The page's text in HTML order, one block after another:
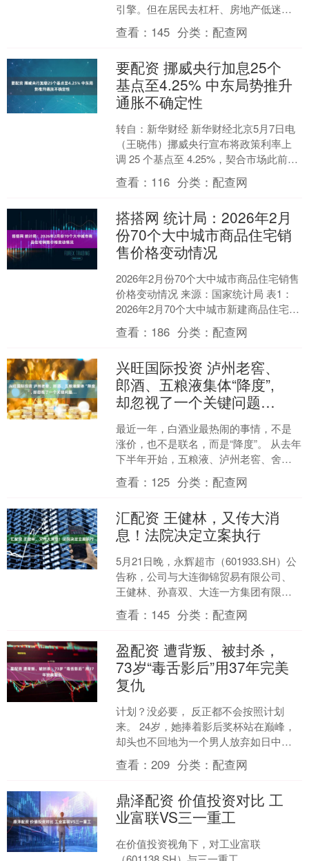
引擎。但在居民去杠杆、房地产低迷、
提前还贷潮多重压力下，商业银行零售
业务正经历最“冷”....
查看： 145 分类：配查网
要配资 挪威央行加息25个
基点至4.25% 中东局势推升
通胀不确定性
转自：新华财经 新华财经北京5月7日电
（王晓伟）挪威央行宣布将政策利率上
调 25 个基点至 4.25%，契合市场此前政
策预期。挪威央行表示，挪威国内通胀
长期高....
查看： 116 分类：配查网
搭搭网 统计局：2026年2月
份70个大中城市商品住宅销
售价格变动情况
2026年2月份70个大中城市商品住宅销售
价格变动情况 来源：国家统计局 表1：
2026年2月70个大中城市新建商品住宅销
售价格指数 表2：2026年2月70个....
查看： 186 分类：配查网
兴旺国际投资 泸州老窖、
郎酒、五粮液集体“降度”,
却忽视了一个关键问题…
最近一年，白酒业最热闹的事情，不是
涨价，也不是联名，而是“降度”。 从去年
下半年开始，五粮液、泸州老窖、舍
得、古井贡酒、酒鬼酒等知名酒企纷纷
加码低度白酒，在白酒....
查看： 125 分类：配查网
汇配资 王健林，又传大消
息！法院决定立案执行
5月21日晚，永辉超市（601933.SH）公
告称，公司与大连御锦贸易有限公司、
王健林、孙喜双、大连一方集团有限公
司的仲裁裁决一案，上海国际经济贸易
仲裁委员会作....
查看： 145 分类：配查网
盈配资 遭背叛、被封杀，
73岁“毒舌影后”用37年完美
复仇
计划？没必要， 反正都不会按照计划
来。 24岁，她捧着影后奖杯站在巅峰，
却头也不回地为一个男人放弃如日中天
的事业； 38岁，她拖着两个儿子和一纸
离婚书回到国，被....
查看：209 分类：配查网
鼎泽配资 价值投资对比 工
业富联VS三一重工
在价值投资视角下，对工业富联